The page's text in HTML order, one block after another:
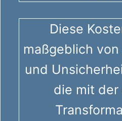
Diese
maßgeblich
und
die mit der